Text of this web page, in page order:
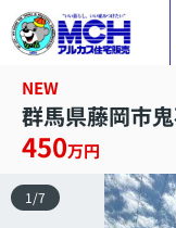
NEW
群馬県藤岡
450万円
1 /7